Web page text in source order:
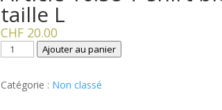
taille L
CHF20.00
quantité
Article
10.58
Ajouter au panier
Catégorie : Non classé